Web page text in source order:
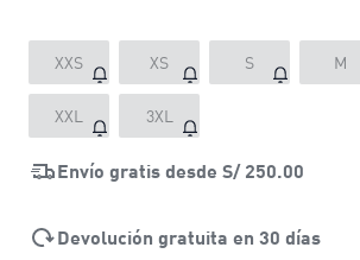
XXS XS S M
XXL 3XL
Envío gratis desde S/ 250.00
Devolución gratuita en 30 días